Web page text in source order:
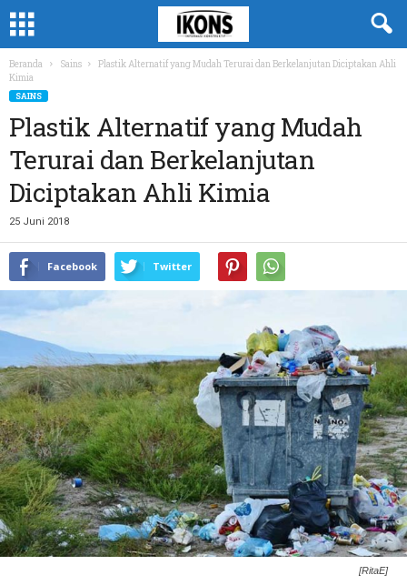
Beranda Sains
Plastik Alternatif yang Mudah Terurai dan Berkelanjutan Diciptakan Ahli
Kimia
SAINS
Plastik Alternatif yang Mudah
Terurai dan Berkelanjutan
Diciptakan Ahli Kimia
25 Juni 2018
Facebook Twitter
[RitaE]